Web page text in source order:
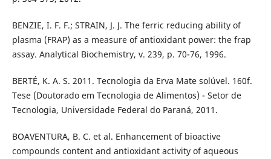
BENZIE, I. F. F.; STRAIN, J. J. The ferric reducing ability of
plasma (FRAP) as a measure of antioxidant power: the frap
assay. Analytical Biochemistry, v. 239, p. 70-76, 1996.
BERTÉ, K. A. S. 2011. Tecnologia da Erva Mate solúvel. 160f.
Tese (Doutorado em Tecnologia de Alimentos) - Setor de
Tecnologia, Universidade Federal do Paraná, 2011.
BOAVENTURA, B. C. et al. Enhancement of bioactive
compounds content and antioxidant activity of aqueous